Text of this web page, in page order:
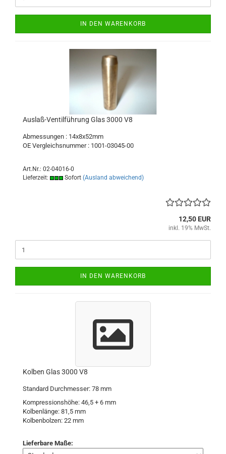
IN DEN WARENKORB
Auslaß-Ventilführung Glas 3000 V8
Abmessungen : 14x8x52mm
OE Vergleichsnummer : 1001-03045-00
Art.Nr.: 02-04016-0
Lieferzeit:
Sofort (Ausland abweichend)
12,50 EUR
inkl. 19% MwSt.
IN DEN WARENKORB
Kolben Glas 3000 V8
Standard Durchmesser: 78 mm
Kompressionshöhe: 46,5 + 6 mm
Kolbenlänge: 81,5 mm
Kolbenbolzen: 22 mm
Lieferbare Maße: